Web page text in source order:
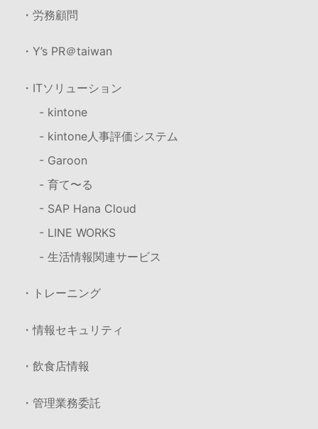
・労務顧問
・Y’s PR＠taiwan
・ITソリューション
- kintone
- kintone人事評価システム
- Garoon
- 育て〜る
- SAP Hana Cloud
- LINE WORKS
- 生活情報関連サービス
・トレーニング
・情報セキュリティ
・飲食店情報
・管理業務委託